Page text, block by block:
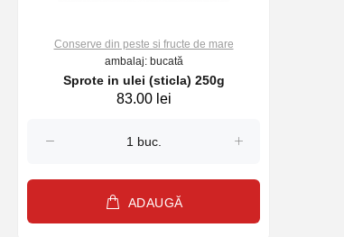
Conserve din peste si fructe de mare
ambalaj: bucată
Sprote in ulei (sticla) 250g
83.00 lei
ADAUGĂ